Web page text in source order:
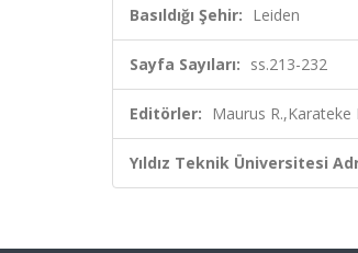
Basıldığı Şehir: Leiden
Sayfa Sayıları: ss.213-232
Editörler: Maurus R.,Karateke
Yıldız Teknik Üniversitesi